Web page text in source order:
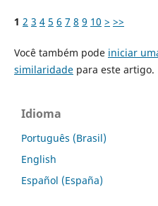
1 2 3 4 5 6 7 8 9 10 > >>
Você também pode iniciar
similaridadepara este artigo.
Idioma
Português (Brasil)
English
Español (España)